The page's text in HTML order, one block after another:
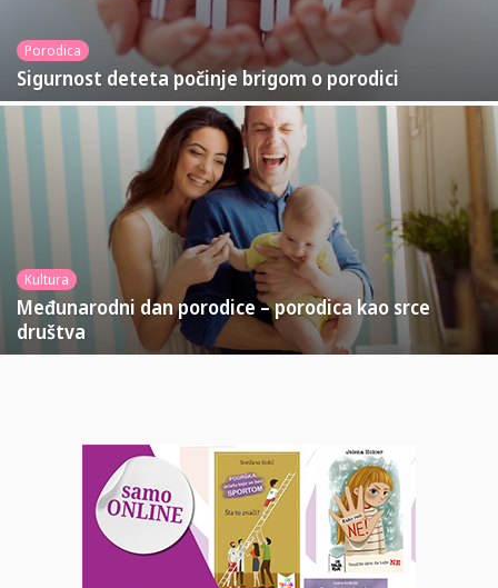
Porodica
Sigurnost deteta počinje brigom o porodici
Kultura
Međunarodni dan porodice – porodica kao srce
društva